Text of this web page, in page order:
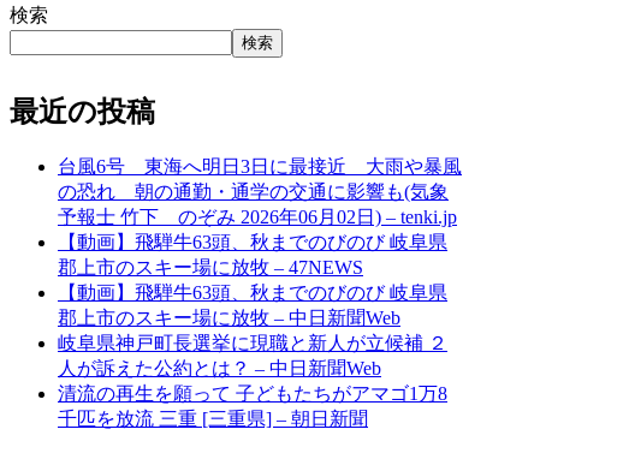
検索
検索
最近の投稿
台風6号 東海へ明日3日に最接近 大雨や暴風
の恐れ 朝の通勤・通学の交通に影響も(気象
予報士 竹下 のぞみ 2026年06月02日) – tenki.jp
【動画】飛騨牛63頭、秋までのびのび 岐阜県
郡上市のスキー場に放牧 – 47NEWS
【動画】飛騨牛63頭、秋までのびのび 岐阜県
郡上市のスキー場に放牧 – 中日新聞Web
岐阜県神戸町長選挙に現職と新人が立候補 ２
人が訴えた公約とは？ – 中日新聞Web
清流の再生を願って 子どもたちがアマゴ1万8
千匹を放流 三重 [三重県] – 朝日新聞